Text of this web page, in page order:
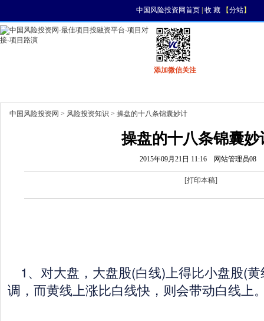
中国风险投资网首页| 收 藏【分站】
添加微信关注
中国风险投资网 > 风险投资知识 > 操盘的十八条锦囊妙计
操盘的十八条锦囊妙
2015年09月21日 11:16 网站管理员08
[打印本稿]
1、对大盘，大盘股(白线)上得比小盘股(
调，而黄线上涨比白线快，则会带动白线上